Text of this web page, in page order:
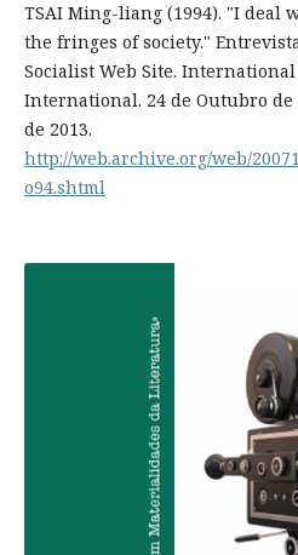
TSAI Ming-liang (1994). "I deal
the fringes of society."
Socialist Web Site.
International. 24 de Outubro de
de 2013.
http://web.archive.org/web/
o94.shtml